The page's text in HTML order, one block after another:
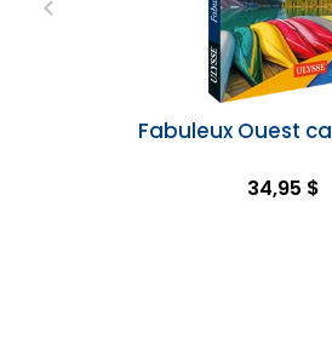
Fabuleux Ouest
34,95 $